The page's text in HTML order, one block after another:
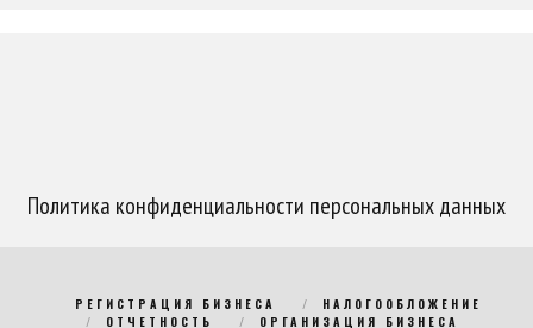
Политика конфиденциальности персональных данных
РЕГИСТРАЦИЯ БИЗНЕСА
НАЛОГООБЛОЖЕНИЕ
ОТЧЕТНОСТЬ
ОРГАНИЗАЦИЯ БИЗНЕСА